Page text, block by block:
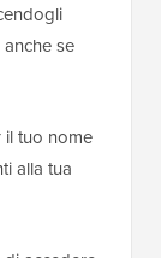
se
tuo nome
alla tua